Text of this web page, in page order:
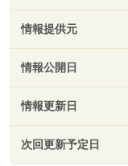
情報提供元
情報公開日
情報更新日
次回更新予定日